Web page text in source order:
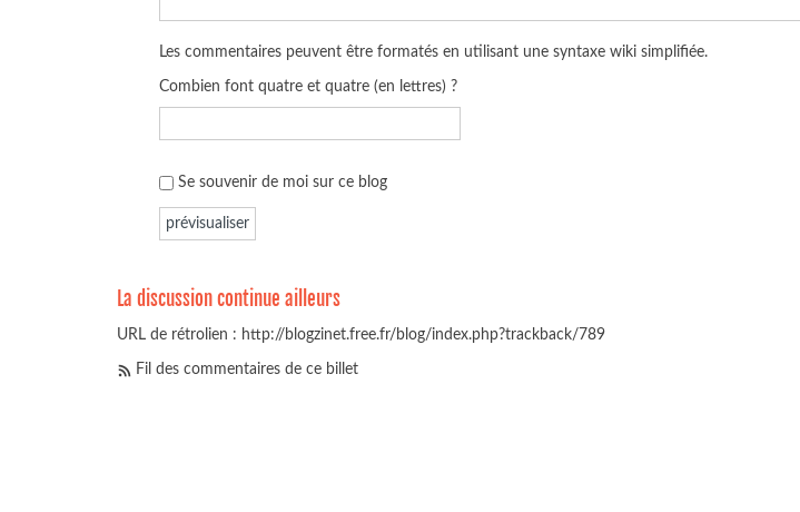
Les commentaires peuvent être formatés en utilisant une syntaxe wiki simplifiée.
Combien font quatre et quatre (en lettres) ?
Se souvenir de moi sur ce blog
La discussion continue ailleurs
URL de rétrolien : http://blogzinet.free.fr/blog/index.php?trackback/789
Fil des commentaires de ce billet